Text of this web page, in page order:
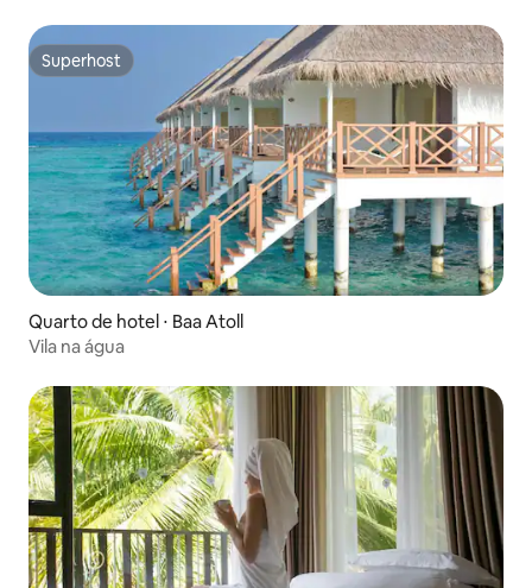
Superhost
Superhost
Quarto de hotel ⋅ Baa Atoll
Vila na água